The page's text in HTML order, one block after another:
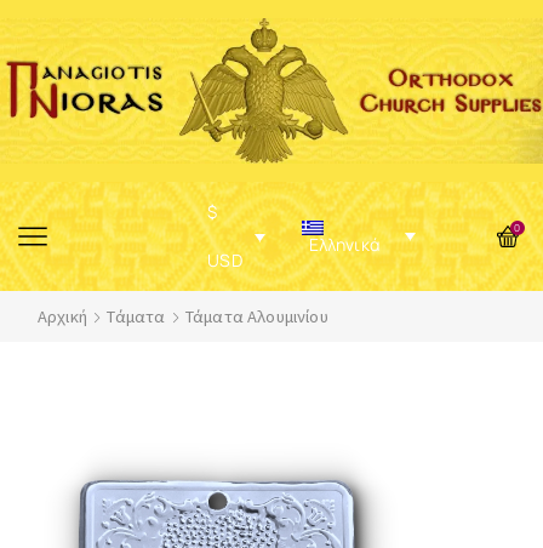
$
USD
Ελληνικά
0
Αρχική Τάματα Τάματα Αλουμινίου